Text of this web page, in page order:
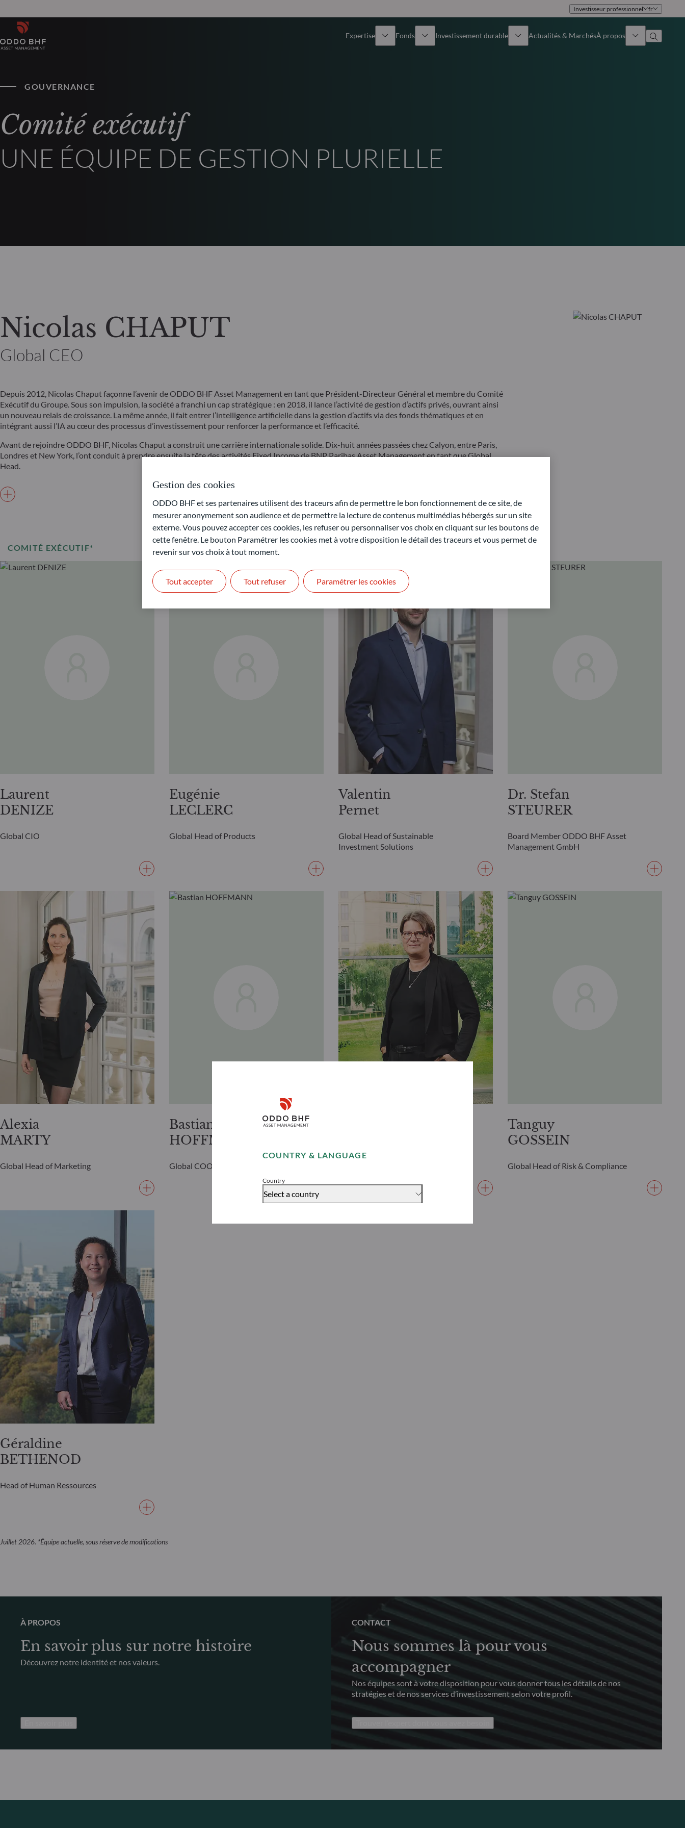
COUNTRY & LANGUAGE
Country
Select a country
Disclaimer
Accept
Investisseur professionnel fr
Expertise
Multi-Actifs
Fonds Investissement durable Actualités & MarchésÀ propos
GOUVERNANCE
Comité exécutif
UNE ÉQUIPE DE GESTION PLURIELLE
Nicolas CHAPUT
Global CEO
Depuis 2012, Nicolas Chaput façonne l’avenir de ODDO BHF Asset Management en tant que Président-Directeur Général et membre du Comité
Exécutif du Groupe. Sous son impulsion, la société a franchi un cap stratégique : en 2018, il lance l’activité de gestion d’actifs privés, ouvrant ainsi
un nouveau relais de croissance. La même année, il fait entrer l’intelligence artificielle dans la gestion d’actifs via des fonds thématiques et en
intégrant aussi l’IA au cœur des processus d’investissement pour renforcer la performance et l’efficacité.
Avant de rejoindre ODDO BHF, Nicolas Chaput a construit une carrière internationale solide. Dix-huit années passées chez Calyon, entre Paris,
Londres et New York, l’ont conduit à prendre ensuite la tête des activités Fixed Income de BNP Paribas Asset Management en tant que Global
Head.
COMITÉ EXÉCUTIF*
Laurent
DENIZE
Global CIO
Eugénie
LECLERC
Global Head of Products
Valentin
Pernet
Global Head of Sustainable
Investment Solutions
Dr. Stefan
STEURER
Board Member ODDO BHF Asset
Management GmbH
Alexia
MARTY
Global Head of Marketing
Bastian
HOFFMANN
Global COO
Tanguy
GOSSEIN
Global Head of Risk & Compliance
Géraldine
BETHENOD
Head of Human Ressources
Juillet 2026. *Équipe actuelle, sous réserve de modifications
À PROPOS
En savoir plus sur notre histoire
Découvrez notre identité et nos valeurs.
CONTACT
Nous sommes là pour vous
accompagner
Nos équipes sont à votre disposition pour vous donner tous les détails de nos
stratégies et de nos services d’investissement selon votre profil.
Gestion des cookies
ODDO BHF et ses partenaires utilisent des traceurs afin de permettre le bon fonctionnement de ce site, de
mesurer anonymement son audience et de permettre la lecture de contenus multimédias hébergés sur un site
externe. Vous pouvez accepter ces cookies, les refuser ou personnaliser vos choix en cliquant sur les boutons de
cette fenêtre. Le bouton Paramétrer les cookies met à votre disposition le détail des traceurs et vous permet de
revenir sur vos choix à tout moment.
Tout refuser
Tout accepter Paramétrer les cookies